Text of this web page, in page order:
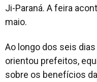
Ji-Paraná. A feira
maio.
Ao longo dos seis
orientou prefeitos,
sobre os benefícios